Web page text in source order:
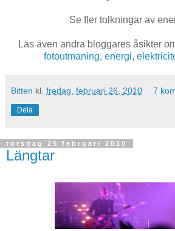
Se fler tolkningar av
Läs även andra bloggares åsikter
fotoutmaning, energi,
Bitten kl. fredag, februari 26, 2010 7
Dela
torsdag 25 februari 2010
Längtar